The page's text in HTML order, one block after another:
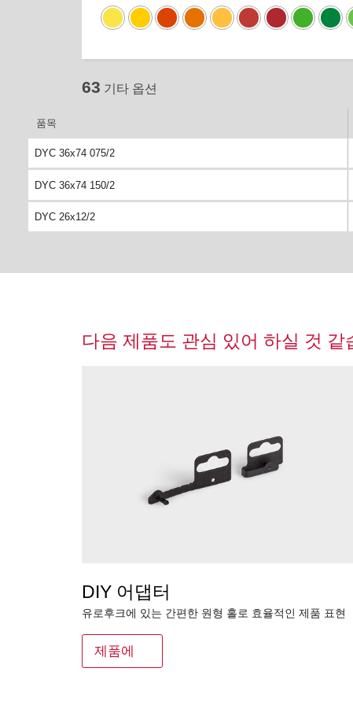
63 기타 옵션
품목
DYC 36x74 075/2
DYC 36x74 150/2
DYC 26x12/2
다음 제품도 관심 있어 하실 것 같
DIY 어댑터
유로후크에 있는 간편한 원형 홀로 효율적인 제품 표현
제품에